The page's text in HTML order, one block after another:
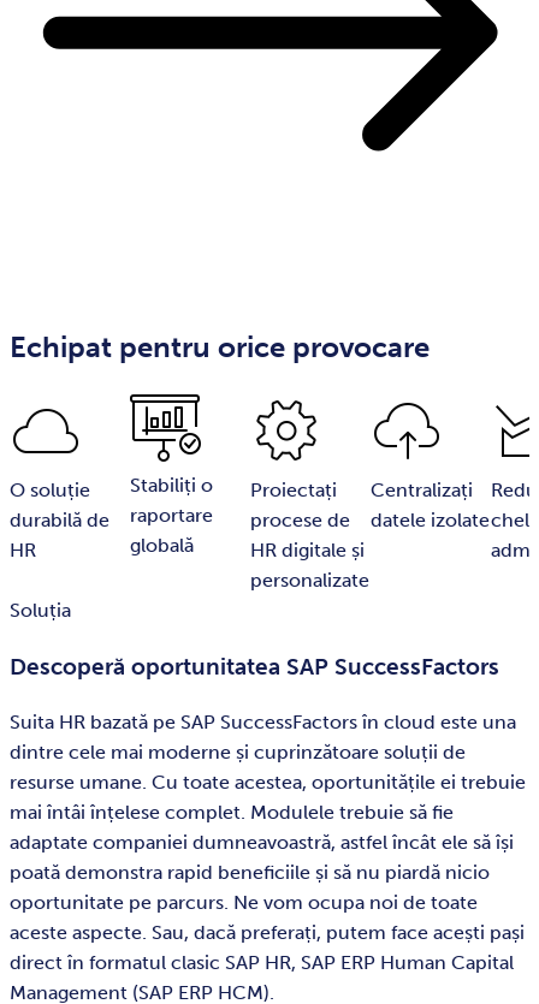
Echipat pentru orice provocare
O soluție
durabilă de
HR
Stabiliți o
raportare
globală
Proiectați
procese de
HR digitale și
personalizate
Centralizați
datele izolate
Soluția
Descoperă oportunitatea SAP SuccessFactors
Suita HR bazată pe SAP SuccessFactors în cloud este una
dintre cele mai moderne și cuprinzătoare soluții de
resurse umane. Cu toate acestea, oportunitățile ei trebuie
mai întâi înțelese complet. Modulele trebuie să fie
adaptate companiei dumneavoastră, astfel încât ele să își
poată demonstra rapid beneficiile și să nu piardă nicio
oportunitate pe parcurs. Ne vom ocupa noi de toate
aceste aspecte. Sau, dacă preferați, putem face acești pași
direct în formatul clasic SAP HR, SAP ERP Human Capital
Management (SAP ERP HCM).